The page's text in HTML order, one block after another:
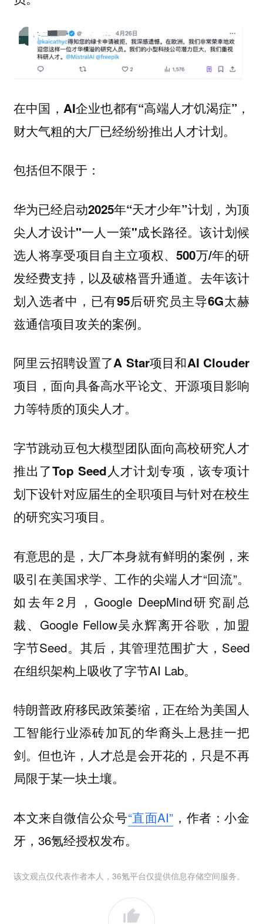
在中国，AI企业也都有“高端人才饥渴症”，
财大气粗的大厂已经纷纷推出人才计划。
包括但不限于：
华为已经启动2025年“天才少年”计划，为顶
尖人才设计"一人一策"成长路径。该计划候
选人将享受项目自主立项权、500万/年的研
发经费支持，以及破格晋升通道。去年该计
划入选者中，已有95后研究员主导6G太赫
兹通信项目攻关的案例。
阿里云招聘设置了A Star项目和AI Clouder
项目，面向具备高水平论文、开源项目影响
力等特质的顶尖人才。
字节跳动豆包大模型团队面向高校研究人才
推出了Top Seed人才计划专项，该专项计
划下设针对应届生的全职项目与针对在校生
的研究实习项目。
有意思的是，大厂本身就有鲜明的案例，来
吸引在美国求学、工作的尖端人才“回流”。
如去年2月，Google DeepMind研究副总
裁、Google Fellow吴永辉离开谷歌，加盟
字节Seed。其后，其管理范围扩大，Seed
在组织架构上吸收了字节AI Lab。
特朗普政府移民政策萎缩，正在给为美国人
工智能行业添砖加瓦的华裔头上悬挂一把
剑。但也许，人才总是会开花的，只是不再
局限于某一块土壤。
本文来自微信公众号“直面AI” ，作者：小金
牙，36氪经授权发布。
该文观点仅代表作者本人，36氪平台仅提供信息存储空间服务。